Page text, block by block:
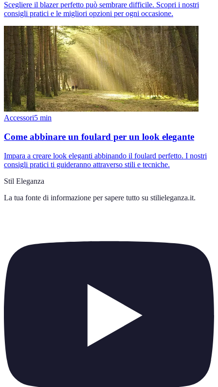
Scegliere il blazer perfetto può sembrare difficile. Scopri i nostri
consigli pratici e le migliori opzioni per ogni occasione.
Accessori5 min
Come abbinare un foulard per un look elegante
Impara a creare look eleganti abbinando il foulard perfetto. I nostri
consigli pratici ti guideranno attraverso stili e tecniche.
Stil Eleganza
La tua fonte di informazione per sapere tutto su stilieleganza.it.